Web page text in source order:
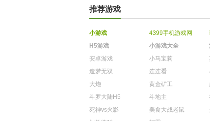
推荐游戏
小游戏 4399手机游戏网
H5游戏
小游戏大全
安卓游戏
小马宝莉
造梦无双
连连看
大炮
黄金矿工
斗罗大陆H5
斗地主
死神vs火影
美食大战老鼠